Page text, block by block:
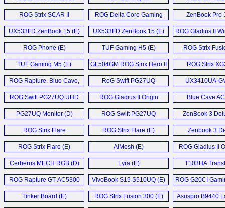
Coverage (E)
Keyboard (E)
GL504GV
ROG Strix SCAR II
Laptop (E)
ROG Delta Core Gaming
Headset (E)
ZenBook Pro
UX533FD ZenBook 15 (E) UX533FD ZenBook 15 (E) ROG Gladius II
ROG Phone (E) TUF Gaming H5 (E)
ROG Strix
Headset
TUF Gaming M5 (E)
GL504GM ROG Strix Hero II
Laptop (E)
ROG Strix
Monitor
ROG Rapture, Blue Cave,
and Lyra Trio (E)
RoG Swift PG27UQ
Monitor (E)
UX3410UA-
Notebook
ROG Swift PG27UQ UHD
Gaming Monitor (D)
ROG Gladius II Origin
Mouse (E)
Blue Cave
Router
PG27UQ Monitor (D)
ROG Swift PG27UQ
Monitor (E)
ZenBook 3
ROG Strix Flare
Keyboard (E)
ROG Strix Flare (E)
Zenbook 3
UX490
ROG Strix Flare (E)
AiMesh (E) ROG Gladius II
Cerberus MECH RGB (D) Lyra (E)
T103HA
Mini (D)
ROG Rapture GT-AC5300
Router (D)
VivoBook S15 S510UQ (E) ROG G20CI
Tinker Board (E) ROG Strix Fusion 300 (E) Asuspro B9440